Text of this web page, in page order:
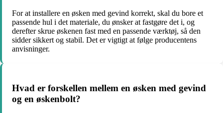
For at installere en øsken med gevind korrekt, skal du bore et
passende hul i det materiale, du ønsker at fastgøre det i, og
derefter skrue øskenen fast med en passende værktøj, så den
sidder sikkert og stabil. Det er vigtigt at følge producentens
anvisninger.
Hvad er forskellen mellem en øsken med gevind
og en øskenbolt?